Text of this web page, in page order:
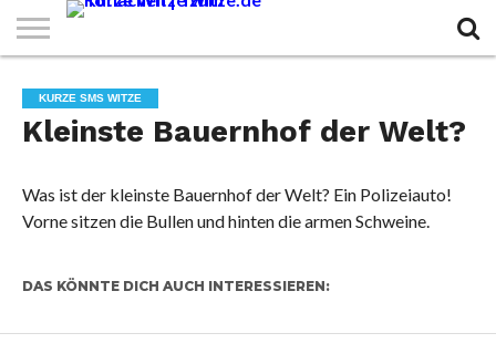
KURZE
WITZE
KURZE
SPRÜCHE
KURZE
GEDICHTE
TOP
10
KURZE SMS WITZE
Kleinste Bauernhof der Welt?
Was ist der kleinste Bauernhof der Welt? Ein Polizeiauto!
Vorne sitzen die Bullen und hinten die armen Schweine.
DAS KÖNNTE DICH AUCH INTERESSIEREN: